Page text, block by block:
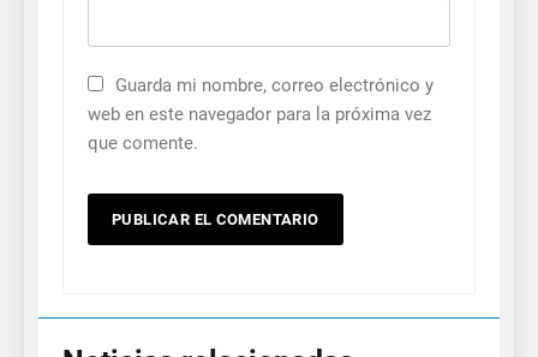
Guarda mi nombre, correo electrónico y
web en este navegador para la próxima vez
que comente.